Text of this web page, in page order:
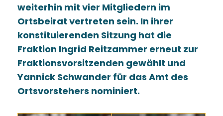
weiterhin mit vier Mitgliedern im
Ortsbeirat vertreten sein. In ihrer
konstituierenden Sitzung hat die
Fraktion Ingrid Reitzammer erneut zur
Fraktionsvorsitzenden gewählt und
Yannick Schwander für das Amt des
Ortsvorstehers nominiert.